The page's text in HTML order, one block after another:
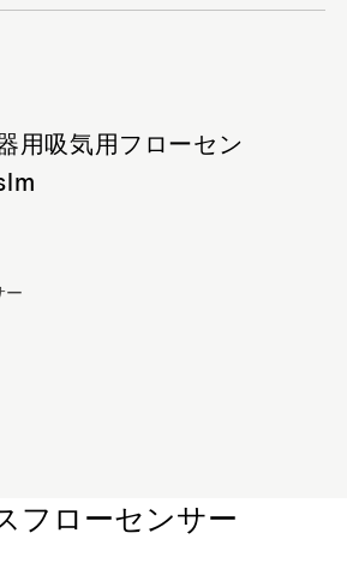
用吸気用フローセン
ー
フローセンサー